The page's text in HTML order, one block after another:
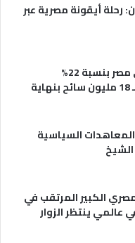
رحلة أيقونة مصرية عبر
زيادة السياحة في مصر بنسبة 22%
والتوقعات تشير لـ 18 مليون سائح بنهاية
السياسية
الكبير المرتقب في
عالمي ينتظر الزوار